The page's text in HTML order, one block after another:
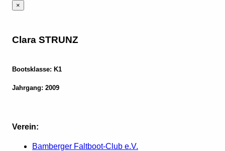
×
Clara STRUNZ
Bootsklasse: K1
Jahrgang: 2009
Verein:
Bamberger Faltboot-Club e.V.